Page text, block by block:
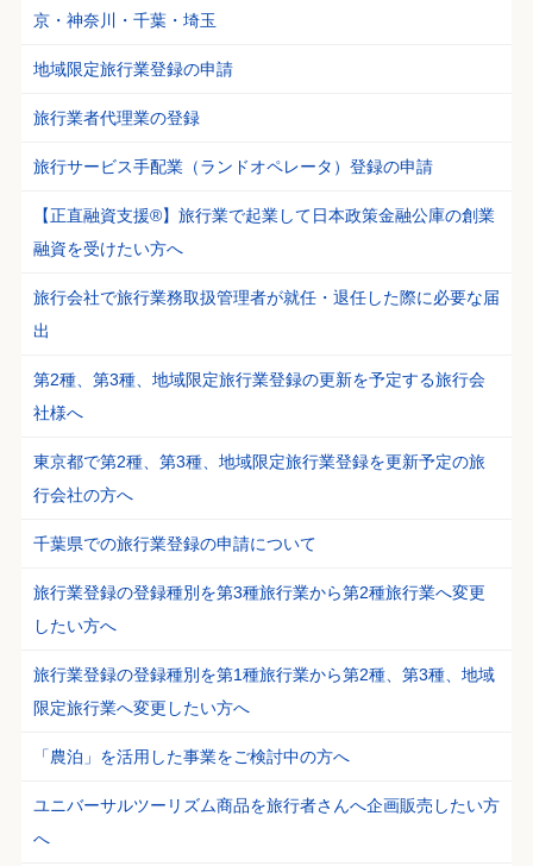
京・神奈川・千葉・埼玉
地域限定旅行業登録の申請
旅行業者代理業の登録
旅行サービス手配業（ランドオペレータ）登録の申請
【正直融資支援®】旅行業で起業して日本政策金融公庫の創業
融資を受けたい方へ
旅行会社で旅行業務取扱管理者が就任・退任した際に必要な届
出
第2種、第3種、地域限定旅行業登録の更新を予定する旅行会
社様へ
東京都で第2種、第3種、地域限定旅行業登録を更新予定の旅
行会社の方へ
千葉県での旅行業登録の申請について
旅行業登録の登録種別を第3種旅行業から第2種旅行業へ変更
したい方へ
旅行業登録の登録種別を第1種旅行業から第2種、第3種、地域
限定旅行業へ変更したい方へ
「農泊」を活用した事業をご検討中の方へ
ユニバーサルツーリズム商品を旅行者さんへ企画販売したい方
へ